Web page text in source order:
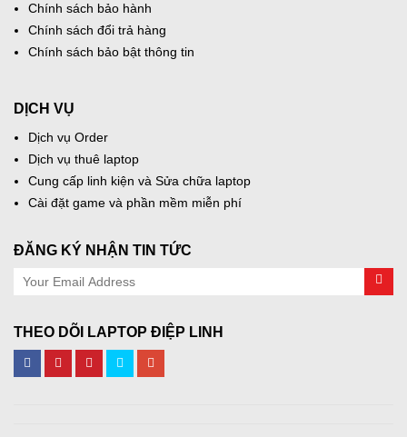
Chính sách bảo hành
Chính sách đổi trả hàng
Chính sách bảo bật thông tin
DỊCH VỤ
Dịch vụ Order
Dịch vụ thuê laptop
Cung cấp linh kiện và Sửa chữa laptop
Cài đặt game và phần mềm miễn phí
ĐĂNG KÝ NHẬN TIN TỨC
THEO DÕI LAPTOP ĐIỆP LINH